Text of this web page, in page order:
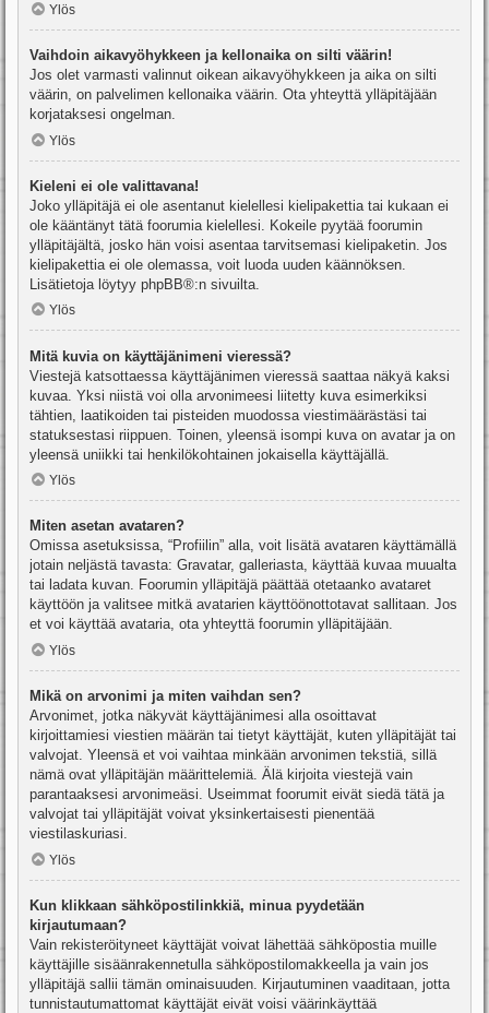
Ylös
Vaihdoin aikavyöhykkeen ja kellonaika on silti väärin!
Jos olet varmasti valinnut oikean aikavyöhykkeen ja aika on silti
väärin, on palvelimen kellonaika väärin. Ota yhteyttä ylläpitäjään
korjataksesi ongelman.
Ylös
Kieleni ei ole valittavana!
Joko ylläpitäjä ei ole asentanut kielellesi kielipakettia tai kukaan ei
ole kääntänyt tätä foorumia kielellesi. Kokeile pyytää foorumin
ylläpitäjältä, josko hän voisi asentaa tarvitsemasi kielipaketin. Jos
kielipakettia ei ole olemassa, voit luoda uuden käännöksen.
Lisätietoja löytyy phpBB®:n sivuilta.
Ylös
Mitä kuvia on käyttäjänimeni vieressä?
Viestejä katsottaessa käyttäjänimen vieressä saattaa näkyä kaksi
kuvaa. Yksi niistä voi olla arvonimeesi liitetty kuva esimerkiksi
tähtien, laatikoiden tai pisteiden muodossa viestimäärästäsi tai
statuksestasi riippuen. Toinen, yleensä isompi kuva on avatar ja on
yleensä uniikki tai henkilökohtainen jokaisella käyttäjällä.
Ylös
Miten asetan avataren?
Omissa asetuksissa, “Profiilin” alla, voit lisätä avataren käyttämällä
jotain neljästä tavasta: Gravatar, galleriasta, käyttää kuvaa muualta
tai ladata kuvan. Foorumin ylläpitäjä päättää otetaanko avataret
käyttöön ja valitsee mitkä avatarien käyttöönottotavat sallitaan. Jos
et voi käyttää avataria, ota yhteyttä foorumin ylläpitäjään.
Ylös
Mikä on arvonimi ja miten vaihdan sen?
Arvonimet, jotka näkyvät käyttäjänimesi alla osoittavat
kirjoittamiesi viestien määrän tai tietyt käyttäjät, kuten ylläpitäjät tai
valvojat. Yleensä et voi vaihtaa minkään arvonimen tekstiä, sillä
nämä ovat ylläpitäjän määrittelemiä. Älä kirjoita viestejä vain
parantaaksesi arvonimeäsi. Useimmat foorumit eivät siedä tätä ja
valvojat tai ylläpitäjät voivat yksinkertaisesti pienentää
viestilaskuriasi.
Ylös
Kun klikkaan sähköpostilinkkiä, minua pyydetään
kirjautumaan?
Vain rekisteröityneet käyttäjät voivat lähettää sähköpostia muille
käyttäjille sisäänrakennetulla sähköpostilomakkeella ja vain jos
ylläpitäjä sallii tämän ominaisuuden. Kirjautuminen vaaditaan, jotta
tunnistautumattomat käyttäjät eivät voisi väärinkäyttää